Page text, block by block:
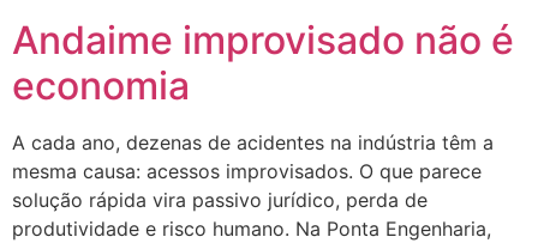
Andaime improvisado não é
economia
A cada ano, dezenas de acidentes na indústria têm a
mesma causa: acessos improvisados. O que parece
solução rápida vira passivo jurídico, perda de
produtividade e risco humano. Na Ponta Engenharia,